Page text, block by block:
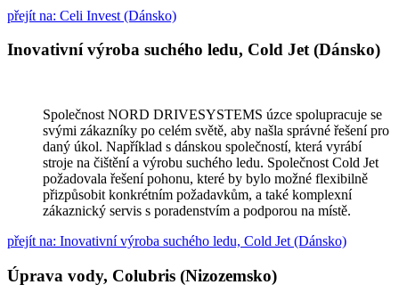
přejít na: Celi Invest (Dánsko)
Inovativní výroba suchého ledu, Cold Jet (Dánsko)
Společnost NORD DRIVESYSTEMS úzce spolupracuje se
svými zákazníky po celém světě, aby našla správné řešení pro
daný úkol. Například s dánskou společností, která vyrábí
stroje na čištění a výrobu suchého ledu. Společnost Cold Jet
požadovala řešení pohonu, které by bylo možné flexibilně
přizpůsobit konkrétním požadavkům, a také komplexní
zákaznický servis s poradenstvím a podporou na místě.
přejít na: Inovativní výroba suchého ledu, Cold Jet (Dánsko)
Úprava vody, Colubris (Nizozemsko)